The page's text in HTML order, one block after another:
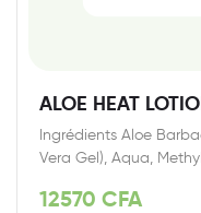
ALOE HEAT
Ingrédients Aloe
Vera Gel), Aqua,
12570 CFA